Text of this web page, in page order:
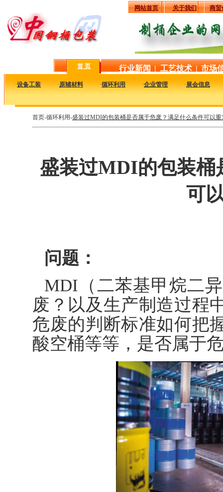
网站首页 关于我们 商贸
首 页 行业新闻 | 工艺技术 | 市场
·设备工装 ·原辅材料 ·循环利用 ·企业管理 ·展会信息
首页-循环利用-盛装过MDI的包装桶是否属于危废？满足什么条件可以重
盛装过MDI的包装桶
可
问题：
MDI（二苯基甲烷二
废？以及生产制造过程
危废的判断标准如何把
酸空桶等等，是否属于